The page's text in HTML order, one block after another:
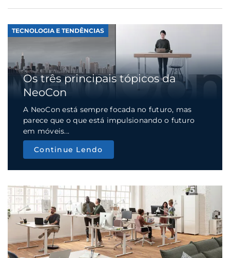
TECNOLOGIA E TENDÊNCIAS
Os três principais tópicos da
NeoCon
A NeoCon está sempre focada no futuro, mas
parece que o que está impulsionando o futuro
em móveis...
Continue Lendo